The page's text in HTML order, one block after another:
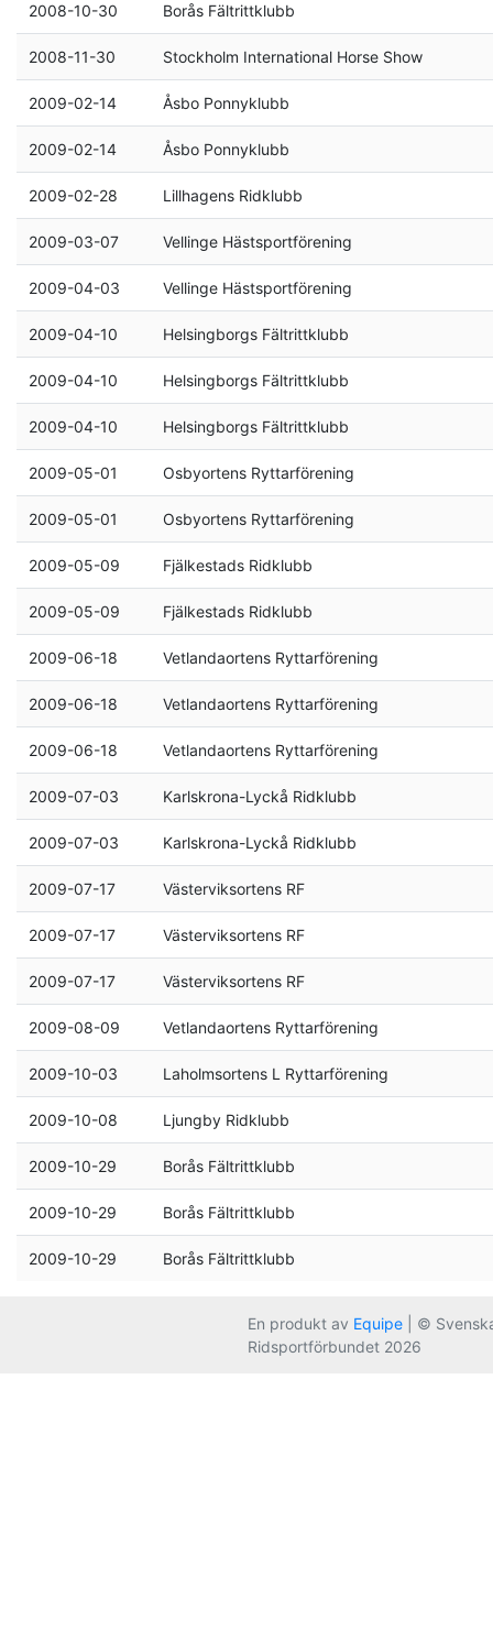
2008-10-30 Borås Fältrittklubb
2008-11-30 Stockholm International Horse Show
2009-02-14 Åsbo Ponnyklubb
2009-02-14 Åsbo Ponnyklubb
2009-02-28 Lillhagens Ridklubb
2009-03-07 Vellinge Hästsportförening
2009-04-03 Vellinge Hästsportförening
2009-04-10 Helsingborgs Fältrittklubb
2009-04-10 Helsingborgs Fältrittklubb
2009-04-10 Helsingborgs Fältrittklubb
2009-05-01 Osbyortens Ryttarförening
2009-05-01 Osbyortens Ryttarförening
2009-05-09 Fjälkestads Ridklubb
2009-05-09 Fjälkestads Ridklubb
2009-06-18 Vetlandaortens Ryttarförening
2009-06-18 Vetlandaortens Ryttarförening
2009-06-18 Vetlandaortens Ryttarförening
2009-07-03 Karlskrona-Lyckå Ridklubb
2009-07-03 Karlskrona-Lyckå Ridklubb
2009-07-17 Västerviksortens RF
2009-07-17 Västerviksortens RF
2009-07-17 Västerviksortens RF
2009-08-09 Vetlandaortens Ryttarförening
2009-10-03 Laholmsortens L Ryttarförening
2009-10-08 Ljungby Ridklubb
2009-10-29 Borås Fältrittklubb
2009-10-29 Borås Fältrittklubb
2009-10-29 Borås Fältrittklubb
En produkt av Equipe | ©
Ridsportförbundet 2026